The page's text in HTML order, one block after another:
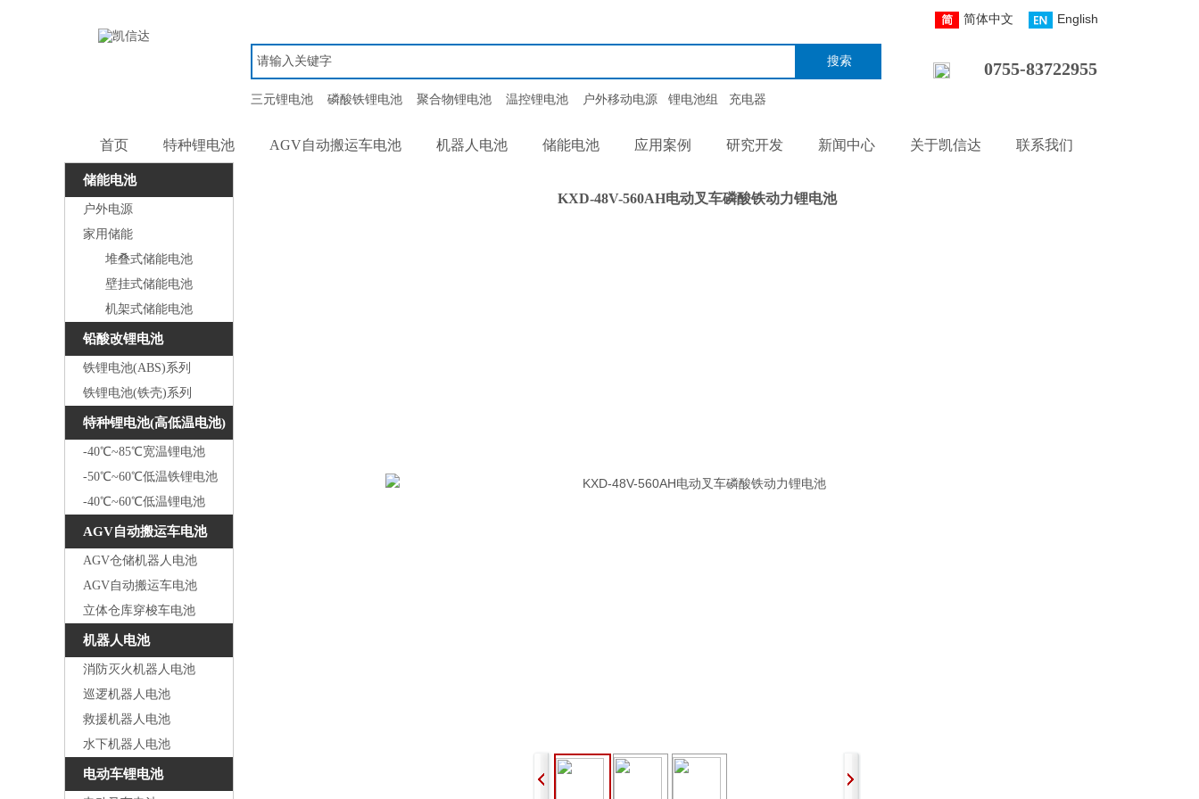
0755-83722955
搜索
三元锂电池 磷酸铁锂电池 聚合物锂电池 温控锂电池 户外移动电源 锂电池组 充电器
简体中文 English
首页 特种锂电池 AGV自动搬运车电池 机器人电池 储能电池 应用案例 研究开发 新闻中心 关于凯信达 联系我们
储能电池
户外电源
家用储能
堆叠式储能电池
壁挂式储能电池
机架式储能电池
铅酸改锂电池
铁锂电池(ABS)系列
铁锂电池(铁壳)系列
特种锂电池(高低温电池)
-40℃~85℃宽温锂电池
-50℃~60℃低温铁锂电池
-40℃~60℃低温锂电池
AGV自动搬运车电池
AGV仓储机器人电池
AGV自动搬运车电池
立体仓库穿梭车电池
机器人电池
消防灭火机器人电池
巡逻机器人电池
救援机器人电池
水下机器人电池
电动车锂电池
KXD-48V-560AH电动叉车磷酸铁动力锂电池